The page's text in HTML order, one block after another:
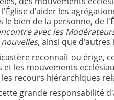
d'aider les
bien de la personne, de
avec les
, ainsi que
reconnaît ou érige,
et les mouvements
recours hiérarchiques
grande responsabilité